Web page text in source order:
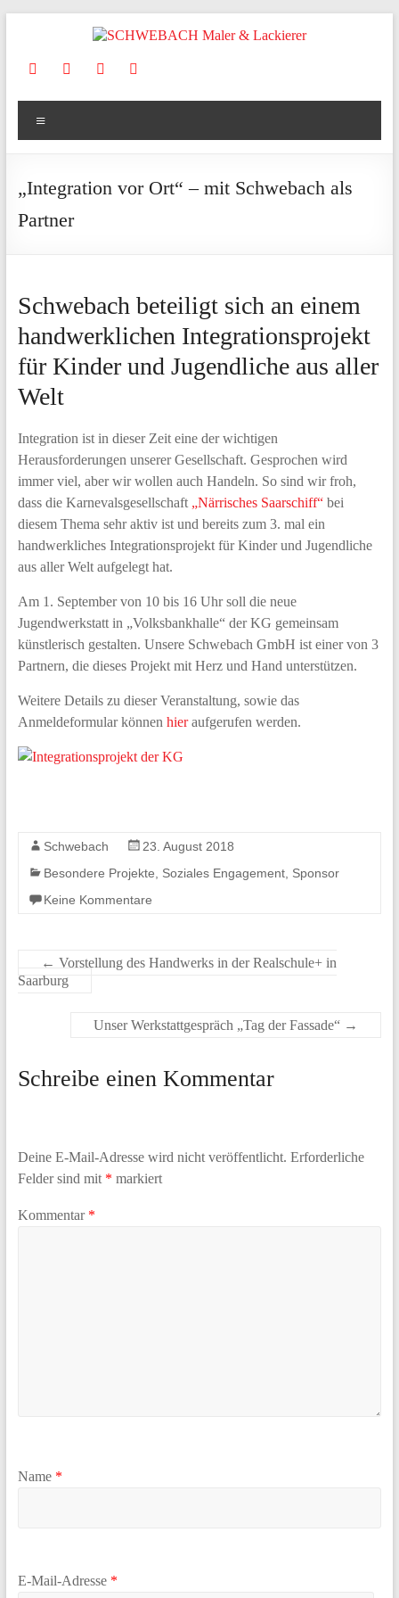
SCHWEBACH
Maler
&
Ihr
Wohlfühlmaler
„Integration vor Ort“ – mit Schwebach als
Partner
Schwebach beteiligt sich an einem
handwerklichen Integrationsprojekt
für Kinder und Jugendliche aus aller
Welt
Integration ist in dieser Zeit eine der wichtigen
Herausforderungen unserer Gesellschaft. Gesprochen wird
immer viel, aber wir wollen auch Handeln. So sind wir froh,
dass die Karnevalsgesellschaft „Närrisches Saarschiff“bei
diesem Thema sehr aktiv ist und bereits zum 3. mal ein
handwerkliches Integrationsprojekt für Kinder und Jugendliche
aus aller Welt aufgelegt hat.
Am 1. September von 10 bis 16 Uhr soll die neue
Jugendwerkstatt in „Volksbankhalle“ der KG gemeinsam
künstlerisch gestalten. Unsere Schwebach GmbH ist einer von 3
Partnern, die dieses Projekt mit Herz und Hand unterstützen.
Weitere Details zu dieser Veranstaltung, sowie das
Anmeldeformular können hieraufgerufen werden.
Schwebach
23. August 2018
Besondere Projekte
Soziales Engagement, Sponsor
Keine Kommentare
← Vorstellung des Handwerks in der Realschule+ in
Saarburg
Unser Werkstattgespräch „Tag der Fassade“ →
Schreibe einen Kommentar
Deine E-Mail-Adresse wird nicht veröffentlicht. Erforderliche
Felder sind mit * markiert
Kommentar *
Name *
E-Mail-Adresse *